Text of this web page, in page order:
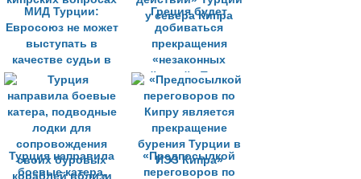
МИД Турции:
Евросоюз не может
выступать в
качестве судьи в
кипрских вопросах
Греция будет
добиваться
прекращения
«незаконных
действий» Турции
у севера Кипра
Турция направила
боевые катера,
«Предпосылкой
переговоров по